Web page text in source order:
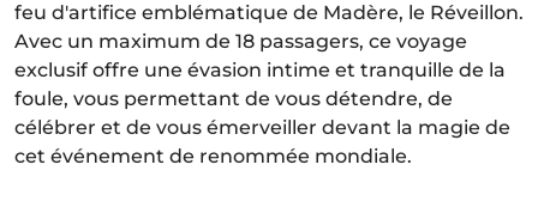
feu d'artifice emblématique de Madère, le Réveillon.
Avec un maximum de 18 passagers, ce voyage
exclusif offre une évasion intime et tranquille de la
foule, vous permettant de vous détendre, de
célébrer et de vous émerveiller devant la magie de
cet événement de renommée mondiale.